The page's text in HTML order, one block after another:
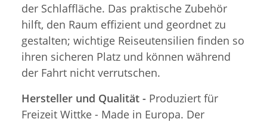
der Schlaffläche. Das praktische Zubehör
hilft, den Raum effizient und geordnet zu
gestalten; wichtige Reiseutensilien finden so
ihren sicheren Platz und können während
der Fahrt nicht verrutschen.
Hersteller und Qualität - Produziert für
Freizeit Wittke - Made in Europa. Der